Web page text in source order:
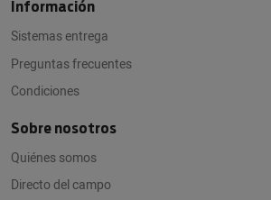
Información
Sistemas entrega
Preguntas frecuentes
Condiciones
Sobre nosotros
Quiénes somos
Directo del campo